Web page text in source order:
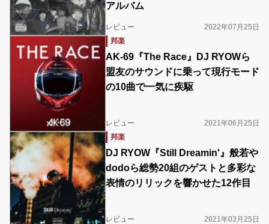
アルバム
レビュー
2022年07月25日
邦楽
AK-69『The Race』DJ RYOWら
盟友のサウンドに乗って現行モード
の10曲で一気に疾駆
レビュー
2021年06月25日
邦楽
DJ RYOW『Still Dreamin'』般若や
dodoら総勢20組のゲストと多彩な
表情のリリックを響かせた12作目
レビュー 2021年03月25日